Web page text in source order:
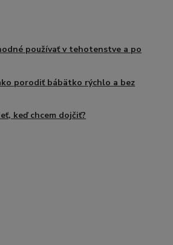
používať v tehotenstve a po
porodiť bábätko rýchlo a bez
keď chcem dojčiť?